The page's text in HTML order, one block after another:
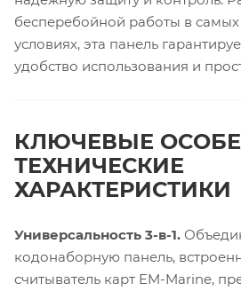
бесперебойной работы в самых
условиях, эта панель
удобство использования и
КЛЮЧЕВЫЕ
ТЕХНИЧЕСКИЕ
ХАРАКТЕРИСТИКИ
Универсальность 3-в-1.
кодонаборную панель,
считыватель карт EM-Marine,